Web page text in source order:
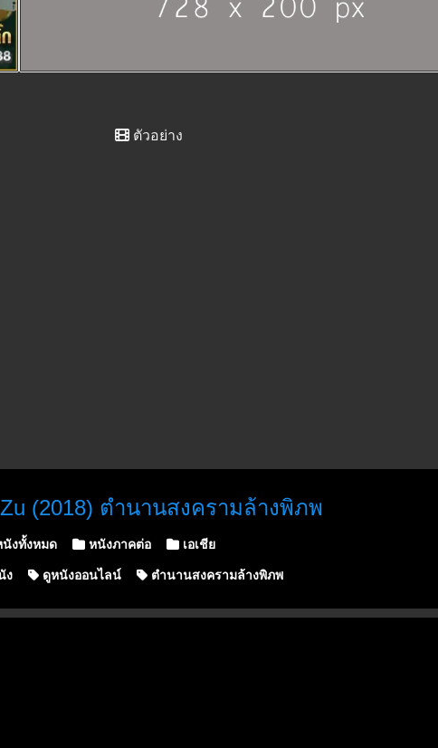
ตัวอย่าง
(2018) ตำนานสงครามล้างพิภพ
นังทั้งหมด หนังภาคต่อ เอเชีย
ง ดูหนังออนไลน์ ตำนานสงครามล้างพิภพ